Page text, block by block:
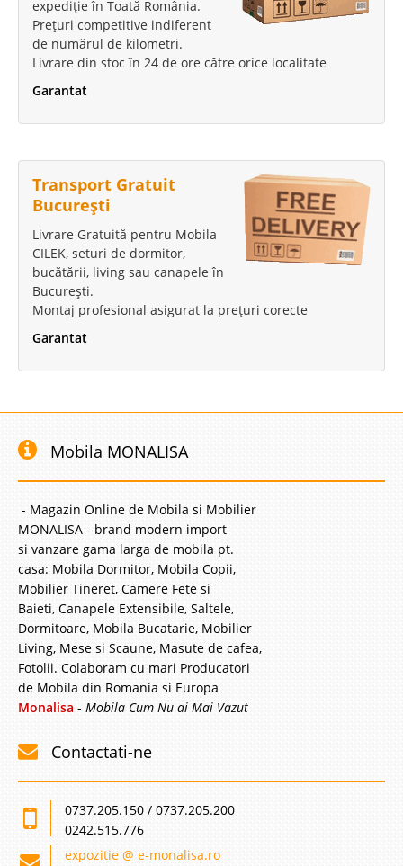
expediție în Toată România.
Prețuri competitive indiferent
de numărul de kilometri.
Livrare din stoc în 24 de ore către orice localitate
Garantat
Transport Gratuit
București
Livrare Gratuită pentru Mobila
CILEK, seturi de dormitor,
bucătării, living sau canapele în
București.
Montaj profesional asigurat la prețuri corecte
Garantat
Mobila MONALISA
- Magazin Online de Mobila si Mobilier
MONALISA - brand modern import
si vanzare gama larga de mobila pt.
casa: Mobila Dormitor, Mobila Copii,
Mobilier Tineret, Camere Fete si
Baieti, Canapele Extensibile, Saltele,
Dormitoare, Mobila Bucatarie, Mobilier
Living, Mese si Scaune, Masute de cafea,
Fotolii. Colaboram cu mari Producatori
de Mobila din Romania si Europa
Monalisa - Mobila Cum Nu ai Mai Vazut
Contactati-ne
0737.205.150 / 0737.205.200
0242.515.776
expozitie @ e-monalisa.ro